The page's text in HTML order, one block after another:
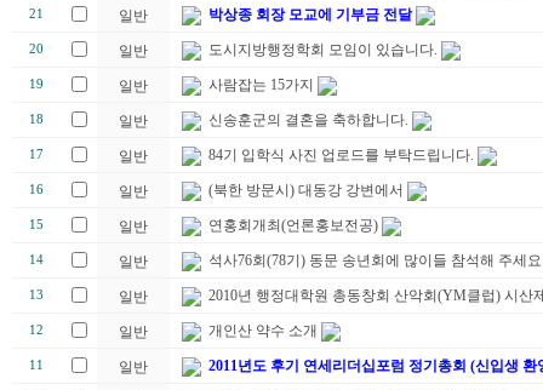
21 일반 박상종 회장 모교에 기부금 전달
20 일반 도시지방행정학회 모임이 있습니다.
19 일반 사람잡는 15가지
18 일반 신송훈군의 결혼을 축하합니다.
17 일반 84기 입학식 사진 업로드를 부탁드립니다.
16 일반 (북한 방문시) 대동강 강변에서
15 일반 연홍회개최(언론홍보전공)
14 일반 석사76회(78기) 동문 송년회에 많이들 참석해 주세요
13 일반 2010년 행정대학원 총동창회 산악회(YM클럽) 시산
12 일반 개인산 약수 소개
11 일반 2011년도 후기 연세리더십포럼 정기총회 (신입생